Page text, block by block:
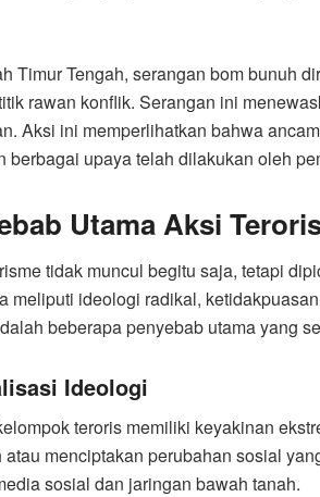
Timur Tengah, serangan bom bunuh
rawan konflik. Serangan ini
Aksi ini memperlihatkan bahwa
berbagai upaya telah dilakukan oleh
Utama Aksi
tidak muncul begitu saja, tetapi
meliputi ideologi radikal,
beberapa penyebab utama yang
Ideologi
teroris memiliki keyakinan
atau menciptakan perubahan sosial
sosial dan jaringan bawah tanah.